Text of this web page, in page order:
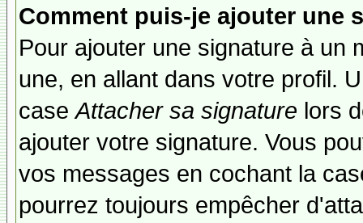
Comment puis-je ajouter une
Pour ajouter une signature à un
une, en allant dans votre profil.
caseAttacher sa signature lors
ajouter votre signature. Vous
vos messages en cochant la
pourrez toujours empêcher